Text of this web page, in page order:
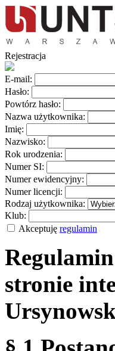
Rejestracja
E-mail:
Hasło:
Powtórz hasło:
Nazwa użytkownika:
Imię:
Nazwisko:
Rok urodzenia:
Numer SI:
Numer ewidencyjny:
Numer licencji:
Rodzaj użytkownika:
Klub:
Akceptuję regulamin
stronie